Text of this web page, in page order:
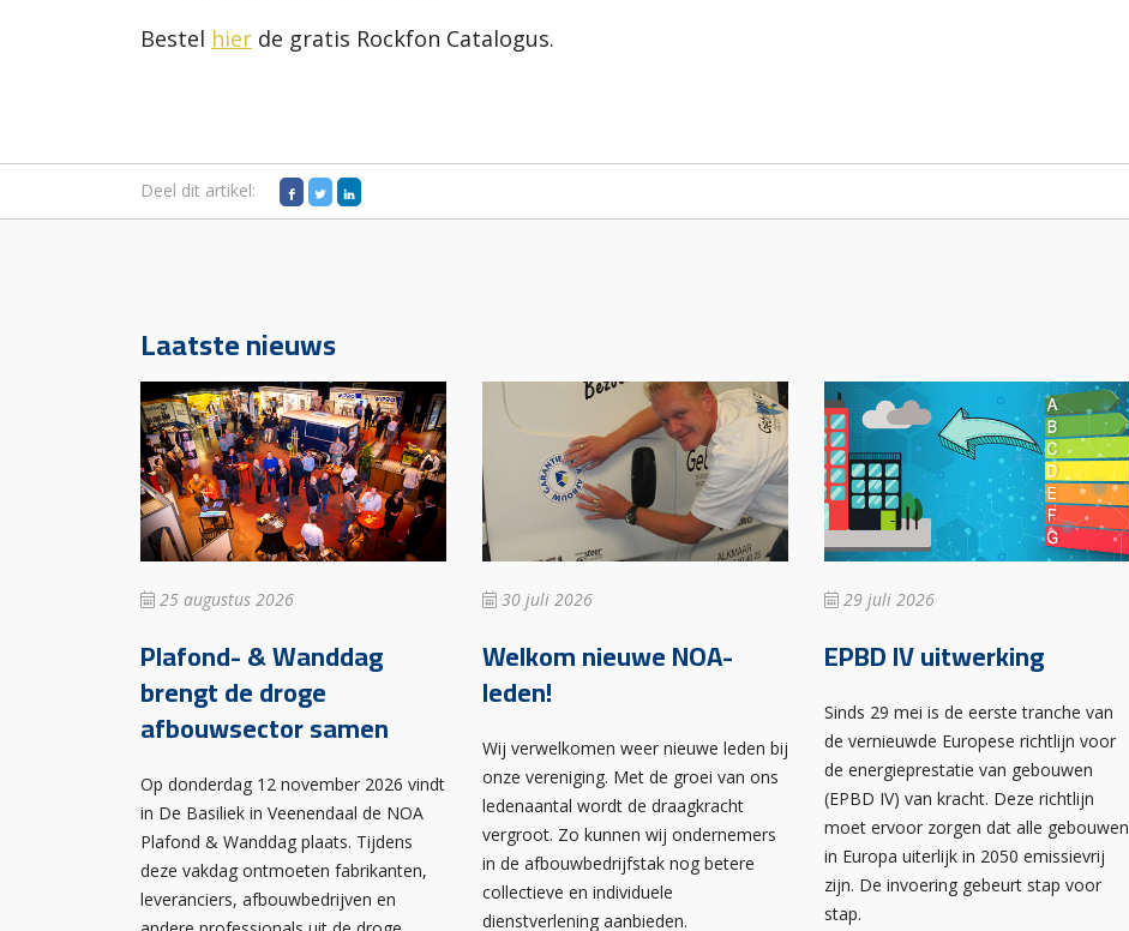
Bestel hier de gratis Rockfon Catalogus.
Deel dit artikel:
Laatste nieuws
25 augustus 2026
Plafond- & Wanddag
brengt de droge
afbouwsector samen
Op donderdag 12 november 2026 vindt
in De Basiliek in Veenendaal de NOA
Plafond & Wanddag plaats. Tijdens
deze vakdag ontmoeten fabrikanten,
leveranciers, afbouwbedrijven en
30 juli 2026
Welkom nieuwe NOA-
leden!
Wij verwelkomen weer nieuwe leden bij
onze vereniging. Met de groei van ons
ledenaantal wordt de draagkracht
vergroot. Zo kunnen wij ondernemers
in de afbouwbedrijfstak nog betere
collectieve en individuele
dienstverlening aanbieden.
29 juli 2026
EPBD IV uitwerking
Sinds 29 mei is de eerste tranche van
de vernieuwde Europese richtlijn voor
de energieprestatie van gebouwen
(EPBD IV) van kracht. Deze richtlijn
moet ervoor zorgen dat alle gebouwen
in Europa uiterlijk in 2050 emissievrij
zijn. De invoering gebeurt stap voor
stap.